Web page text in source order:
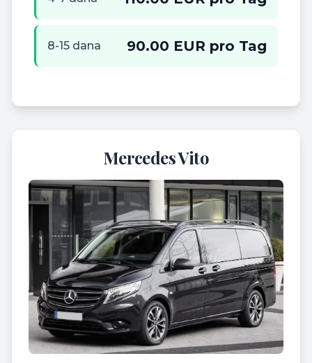
8-15 dana 90.00 EUR pro Tag
Mercedes Vito